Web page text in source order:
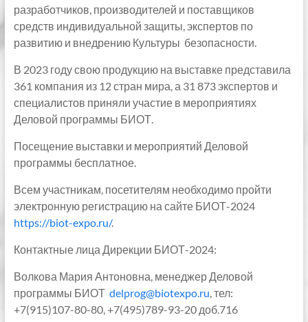
разработчиков, производителей и поставщиков
средств индивидуальной защиты, экспертов по
развитию и внедрению Культуры безопасности.
В 2023 году свою продукцию на выставке представила
361 компания из 12 стран мира, а 31 873 экспертов и
специалистов приняли участие в мероприятиях
Деловой программы БИОТ.
Посещение выставки и мероприятий Деловой
программы бесплатное.
Всем участникам, посетителям необходимо пройти
электронную регистрацию на сайте БИОТ-2024
https://biot-expo.ru/.
Контактные лица Дирекции БИОТ-2024:
Волкова Мария Антоновна, менеджер Деловой
программы БИОТ delprog@biotexpo.ru, тел:
+7(915)107-80-80, +7(495)789-93-20 доб.716